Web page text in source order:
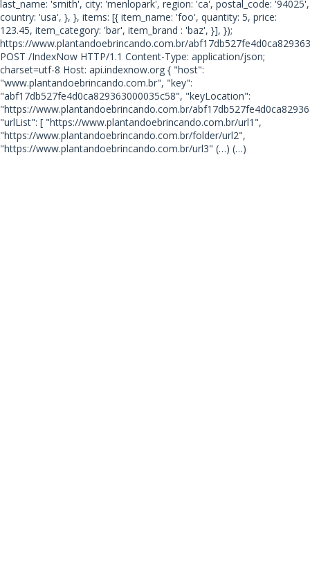
last_name: 'smith', city: 'menlopark', region: 'ca', postal_code: '94025',
country: 'usa', }, }, items: [{ item_name: 'foo', quantity: 5, price:
123.45, item_category: 'bar', item_brand : 'baz', }], });
https://www.plantandoebrincando.com.br/
POST /IndexNow HTTP/1.1 Content-Type: application/json;
charset=utf-8 Host: api.indexnow.org { "host":
"www.plantandoebrincando.com.br", "key":
"abf17db527fe4d0ca829363000035c58", "keyLocation":
"https://www.plantandoebrincando.com.br/
"urlList": [ "https://www.plantandoebrincando.com.br/url1",
"https://www.plantandoebrincando.com.br/folder/url2",
"https://www.plantandoebrincando.com.br/url3" (…) (…)